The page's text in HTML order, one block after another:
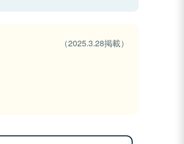
（2025.3.28掲載）